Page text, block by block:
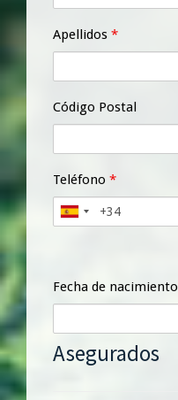
Apellidos *
Código Postal
Teléfono *
Fecha de nacimiento
Asegurados